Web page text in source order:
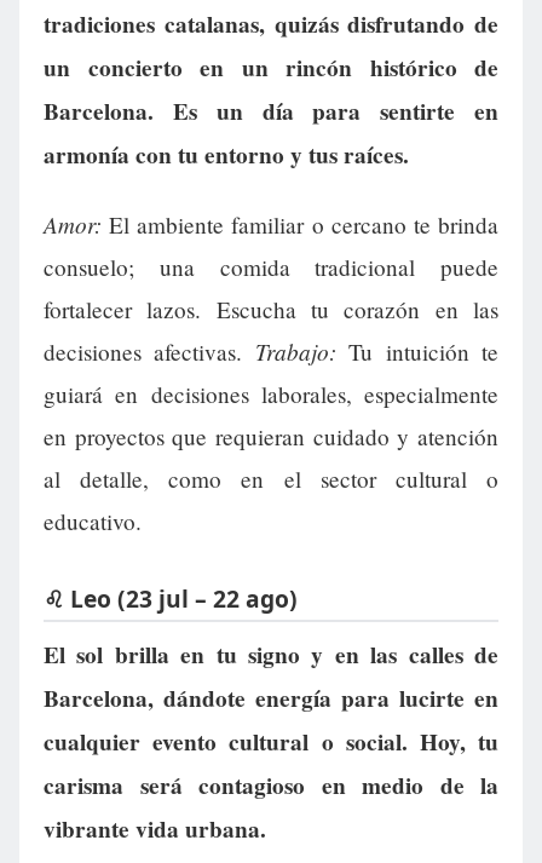
tradiciones catalanas, quizás disfrutando de
un concierto en un rincón histórico de
Barcelona. Es un día para sentirte en
armonía con tu entorno y tus raíces.
Amor: El ambiente familiar o cercano te brinda
consuelo; una comida tradicional puede
fortalecer lazos. Escucha tu corazón en las
decisiones afectivas. Trabajo: Tu intuición te
guiará en decisiones laborales, especialmente
en proyectos que requieran cuidado y atención
al detalle, como en el sector cultural o
educativo.
♌ Leo (23 jul – 22 ago)
El sol brilla en tu signo y en las calles de
Barcelona, dándote energía para lucirte en
cualquier evento cultural o social. Hoy, tu
carisma será contagioso en medio de la
vibrante vida urbana.